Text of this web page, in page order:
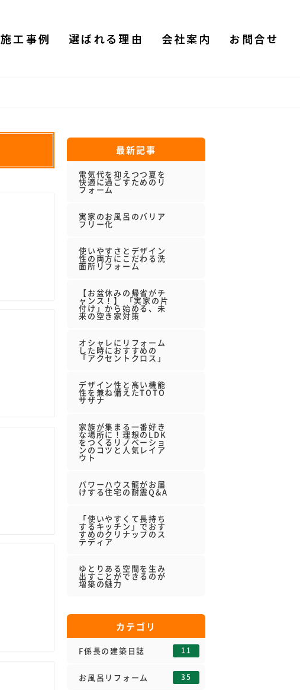
施工事例 選ばれる理由 会社案内 お問合せ
最新記事
電気代を抑えつつ夏を
快適に過ごすためのリ
フォーム
実家のお風呂のバリア
フリー化
使いやすさとデザイン
性の両方にこだわる洗
面所リフォーム
【お盆休みの帰省がチ
ャンス！】 「実家の片
付け」から始める、未
来の空き家対策
オシャレにリフォーム
した時におすすめの
「アクセントクロス」
デザイン性と高い機能
性を兼ね備えたTOTO
サザナ
家族が集まる一番好き
な場所に！理想のLDK
をつくるリノベーショ
ンのコツと人気レイア
ウト
パワーハウス龍がお届
けする住宅の耐震Q&A
「使いやすくて長持ち
するキッチン」でおす
すめのクリナップのス
テディア
ゆとりある空間を生み
出すことができるのが
増築の魅力
カテゴリ
F係長の建築日誌 11
お風呂リフォーム 35